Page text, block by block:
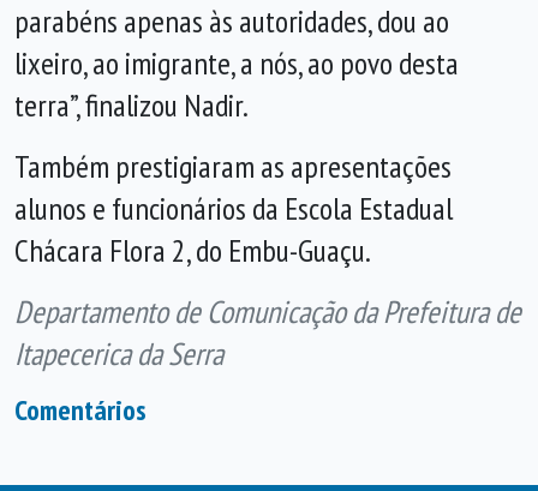
parabéns apenas às autoridades, dou ao
lixeiro, ao imigrante, a nós, ao povo desta
terra”, finalizou Nadir.
Também prestigiaram as apresentações
alunos e funcionários da Escola Estadual
Chácara Flora 2, do Embu-Guaçu.
Departamento de Comunicação da Prefeitura de
Itapecerica da Serra
Comentários